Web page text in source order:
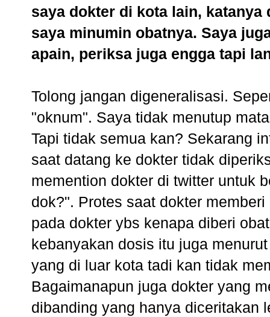
saya dokter di kota lain,
saya minumin obatnya. Saya
apain, periksa juga engga tapi
Tolong jangan digeneralisasi.
"oknum". Saya tidak menutup
Tapi tidak semua kan? Sekarang
saat datang ke dokter tidak
memention dokter di twitter untuk
dok?". Protes saat dokter
pada dokter ybs kenapa diberi
kebanyakan dosis itu juga
yang di luar kota tadi kan tidak
Bagaimanapun juga dokter yang
dibanding yang hanya diceritakan